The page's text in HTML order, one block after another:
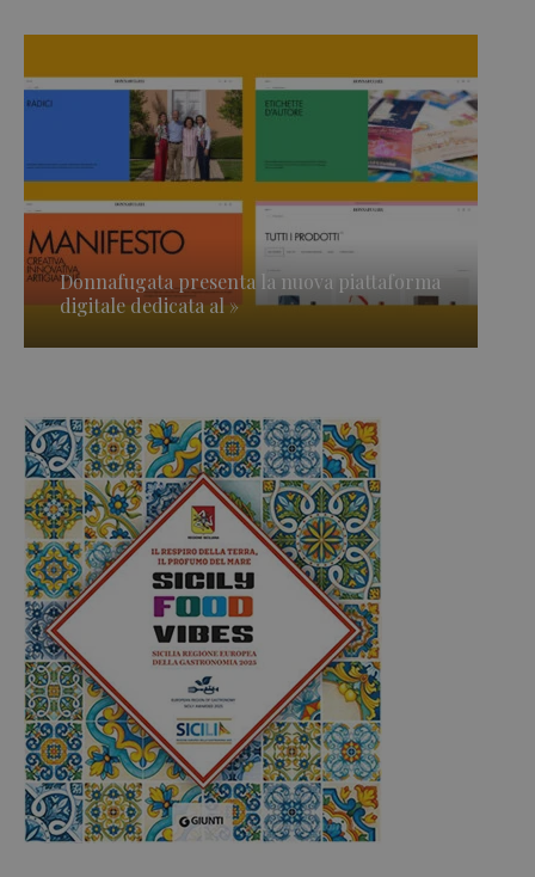
Donnafugata presenta la nuova piattaforma
digitale dedicata al »